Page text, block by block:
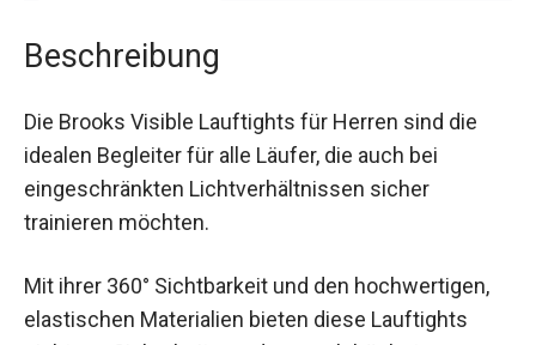
Beschreibung
Die Brooks Visible Lauftights für Herren sind die
idealen Begleiter für alle Läufer, die auch bei
eingeschränkten Lichtverhältnissen sicher
trainieren möchten.
Mit ihrer 360° Sichtbarkeit und den hochwertigen,
elastischen Materialien bieten diese Lauftights